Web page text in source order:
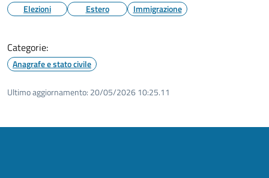
Elezioni Estero Immigrazione
Categorie:
Anagrafe e stato civile
Ultimo aggiornamento: 20/05/2026 10:25.11